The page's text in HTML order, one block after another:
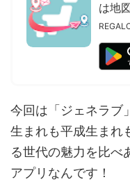
は地
今回は「ジェネラブ
生まれも平成生まれ
る世代の魅力を比べ
アプリなんです！